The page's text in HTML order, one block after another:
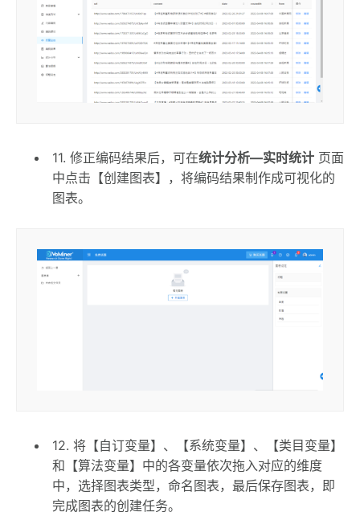
11. 修正编码结果后，可在统计分析—实时统计 页面
中点击【创建图表】，将编码结果制作成可视化的
图表。
12. 将【自订变量】、【系统变量】、【类目变量】
和【算法变量】中的各变量依次拖入对应的维度
中，选择图表类型，命名图表，最后保存图表，即
完成图表的创建任务。